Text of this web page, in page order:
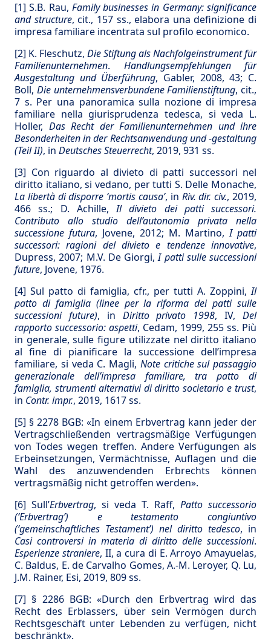
[1] S.B. Rau, Family businesses in Germany: significance
and structure, cit., 157 ss., elabora una definizione di
impresa familiare incentrata sul profilo economico.
[2] K. Fleschutz, Die Stiftung als Nachfolgeinstrument für
Familienunternehmen. Handlungsempfehlungen für
Ausgestaltung und Überführung, Gabler, 2008, 43; C.
Boll, Die unternehmensverbundene Familienstiftung, cit.,
7 s. Per una panoramica sulla nozione di impresa
familiare nella giurisprudenza tedesca, si veda L.
Holler, Das Recht der Familienunternehmen und ihre
Besonderheiten in der Rechtsanwendung und -gestaltung
(Teil II), in Deutsches Steuerrecht, 2019, 931 ss.
[3] Con riguardo al divieto di patti successori nel
diritto italiano, si vedano, per tutti S. Delle Monache,
La libertà di disporre ‘mortis causa’, in Riv. dir. civ., 2019,
466 ss.; D. Achille,Il divieto dei patti successori.
Contributo allo studio dell’autonomia privata nella
successione futura, Jovene, 2012; M. Martino,I patti
successori: ragioni del divieto e tendenze innovative,
Dupress, 2007; M.V. De Giorgi,I patti sulle successioni
future, Jovene, 1976.
[4] Sul patto di famiglia, cfr., per tutti A. Zoppini,Il
patto di famiglia (linee per la riforma dei patti sulle
successioni future), in Diritto privato 1998, IV,Del
rapporto successorio: aspetti, Cedam, 1999, 255 ss. Più
in generale, sulle figure utilizzate nel diritto italiano
al fine di pianificare la successione dell’impresa
familiare, si veda C. Magli, Note critiche sul passaggio
generazionale dell’impresa familiare, tra patto di
famiglia, strumenti alternativi di diritto societario e trust,
in Contr. impr., 2019, 1617 ss.
[5] § 2278 BGB: «In einem Erbvertrag kann jeder der
Vertragschließenden vertragsmäßige Verfügungen
von Todes wegen treffen. Andere Verfügungen als
Erbeinsetzungen, Vermächtnisse, Auflagen und die
Wahl des anzuwendenden Erbrechts können
vertragsmäßig nicht getroffen werden».
[6] Sull’Erbvertrag, si veda T. Raff, Patto successorio
(‘Erbvertrag’) e testamento congiuntivo
(‘gemeinschaftliches Testament’) nel diritto tedesco, in
Casi controversi in materia di diritto delle successioni.
Esperienze straniere, II, a cura di E. Arroyo Amayuelas,
C. Baldus, E. de Carvalho Gomes, A.-M. Leroyer, Q. Lu,
J.M. Rainer, Esi, 2019, 809 ss.
[7] § 2286 BGB: «Durch den Erbvertrag wird das
Recht des Erblassers, über sein Vermögen durch
Rechtsgeschäft unter Lebenden zu verfügen, nicht
beschränkt».